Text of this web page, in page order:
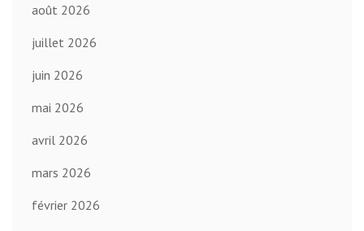
août 2026
juillet 2026
juin 2026
mai 2026
avril 2026
mars 2026
février 2026